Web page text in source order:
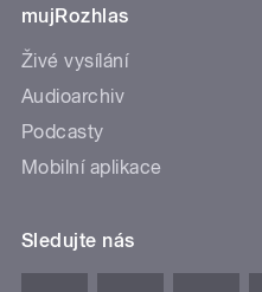
mujRozhlas
Živé vysílání
Audioarchiv
Podcasty
Mobilní aplikace
Sledujte nás